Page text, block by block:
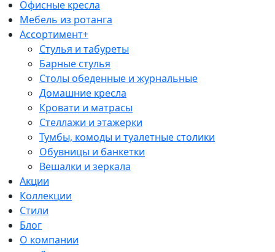
Офисные кресла
Мебель из ротанга
Ассортимент+
Стулья и табуреты
Барные стулья
Столы обеденные и журнальные
Домашние кресла
Кровати и матрасы
Стеллажи и этажерки
Тумбы, комоды и туалетные столики
Обувницы и банкетки
Вешалки и зеркала
Акции
Коллекции
Стили
Блог
О компании